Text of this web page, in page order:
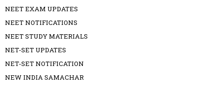
NEET EXAM UPDATES
NEET NOTIFICATIONS
NEET STUDY MATERIALS
NET-SET UPDATES
NET-SET NOTIFICATION
NEW INDIA SAMACHAR